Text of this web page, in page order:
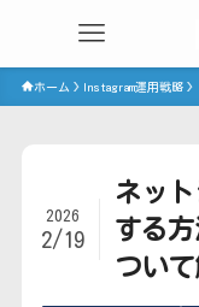
ホーム Instagram運用戦略
ネッ
する
ついて
2026
2/19